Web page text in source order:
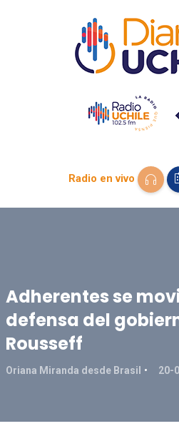
Radio en vivo
Adherentes se
defensa del
Rousseff
Oriana Miranda desde Brasil 20-